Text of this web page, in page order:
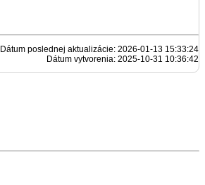
Dátum poslednej aktualizácie: 2026-01-13 15:33:24
Dátum vytvorenia: 2025-10-31 10:36:42